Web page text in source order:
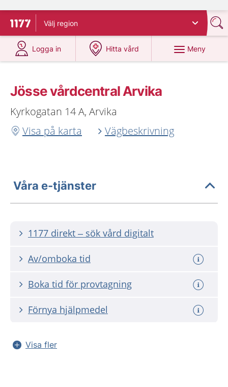
Till startsidan för 1177
Välj region
Logga in
på 1177.se
Hitta vård
på 1177.se
Meny
Jösse vårdcentral Arvika
Kyrkogatan 14 A, Arvika
Visa på karta
Vägbeskrivning
Våra e-tjänster
1177 direkt – sök vård digitalt
Av/omboka tid
Boka tid för provtagning
Förnya hjälpmedel
Visa fler